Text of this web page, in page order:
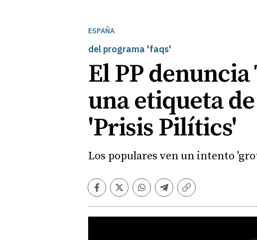
ESPAÑA
del programa 'faqs'
El PP
una etiqueta
'Prisis Pilítics'
Los populares ven un intento
Facebook
TwitterWhatsapp
Telegram
Copiar